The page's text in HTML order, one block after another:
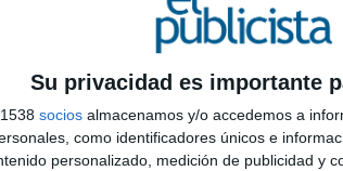
Su privacidad es importante
socios almacenamos y/o accedemos a
como identificadores únicos e
personalizado, medición de publicidad y
SHARE ENVIAR